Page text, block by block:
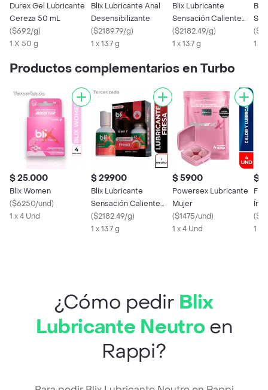
Durex Gel Lubricante
Cereza 50 mL
($692/g)
1 X 50 g
Blix Lubricante Anal
Desensibilizante
($2189.79/g)
1 x 13.7 g
Blix Lubricante
Sensación Caliente
Cereza
($2182.49/g)
1 x 13.7 g
(
1 x
Productos complementarios en Turbo
$ 25.000
Blix Women
($6250/und)
1 x 4 Und
$ 29.900
Blix Lubricante
Sensación Caliente
Fresa
($2182.49/g)
1 x 13.7 g
$ 5900
Powersex Lubricante
Mujer
($1475/und)
1 x 4 Und
$
(
1 X
¿Cómo pedir Blix
Lubricante Neutroen
Rappi?